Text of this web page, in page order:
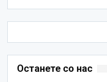
Останете со нас